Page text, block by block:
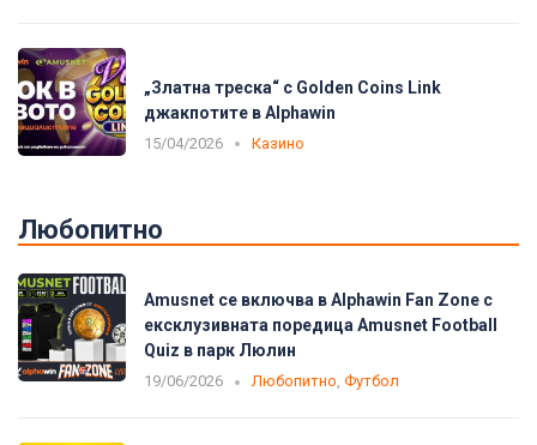
„Златна треска“ с Golden Coins Link
джакпотите в Alphawin
15/04/2026 Казино
Любопитно
Amusnet се включва в Alphawin Fan Zone с
ексклузивната поредица Amusnet Football
Quiz в парк Люлин
19/06/2026 Любопитно, Футбол